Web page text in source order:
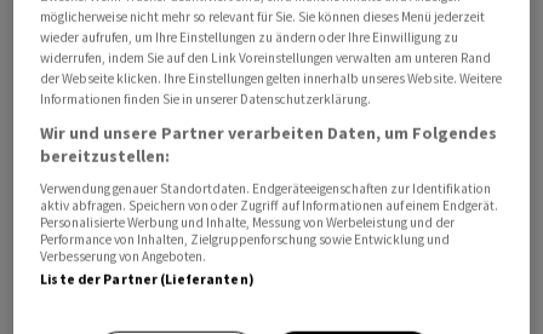
Rechtstradition fest verankert und habe sich seit vielen
Jahren bewährt, teilte der Bundesrat am Mittwoch mit.
Angesichts des gestiegenen Zinsniveaus falle auch die
ursprüngliche Begründung der Revision weg, wonach in
einem Tiefzinsumfeld ein Verzugszins von fünf Prozent
für viele Unternehmen eine grosse finanzielle
Zusatzbelastung darstelle.
Für den Bundesrat habe der Verzugszins nicht nur das
Ziel, einen Gläubiger oder eine Gläubigerin für
möglicherweise nicht mehr so relevant für Sie. Sie können dieses Menü jederzeit
wieder aufrufen, um Ihre Einstellungen zu ändern oder Ihre Einwilligung zu
widerrufen, indem Sie auf den Link Voreinstellungen verwalten am unteren Rand
der Webseite klicken. Ihre Einstellungen gelten innerhalb unseres Website. Weitere
Informationen finden Sie in unserer Datenschutzerklärung.
Wir und unsere Partner verarbeiten Daten, um Folgendes
bereitzustellen:
Verwendung genauer Standortdaten. Endgeräteeigenschaften zur Identifikation
aktiv abfragen. Speichern von oder Zugriff auf Informationen auf einem Endgerät.
Personalisierte Werbung und Inhalte, Messung von Werbeleistung und der
Performance von Inhalten, Zielgruppenforschung sowie Entwicklung und
Verbesserung von Angeboten.
Liste der Partner (Lieferanten)